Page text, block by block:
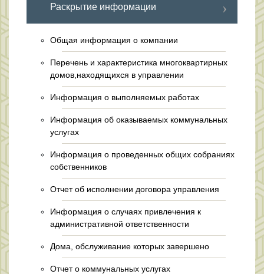
Раскрытие информации
Общая информация о компании
Перечень и характеристика многоквартирных
домов,находящихся в управлении
Информация о выполняемых работах
Информация об оказываемых коммунальных
услугах
Информация о проведенных общих собраниях
собственников
Отчет об исполнении договора управления
Информация о случаях привлечения к
административной ответственности
Дома, обслуживание которых завершено
Отчет о коммунальных услугах